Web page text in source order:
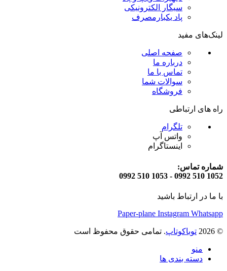
سیگار الکترونیکی
پاد یکبارمصرف
لینک‌های مفید
صفحه اصلی
درباره ما
تماس با ما
سوالات شما
فروشگاه
راه های ارتباطی
تلگرام
واتس آپ
اینستاگرام
شماره تماس:
1052 510 0992 - 1053 510 0992
با ما در ارتباط باشید
Paper-plane Instagram Whatsapp
© 2026 توباکوتاپ. تمامی حقوق محفوظ است
منو
دسته بندی ها